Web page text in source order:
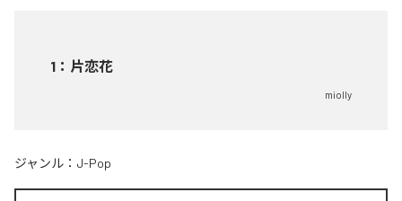
1 ： 片恋花
miolly
ジャンル： J-Pop